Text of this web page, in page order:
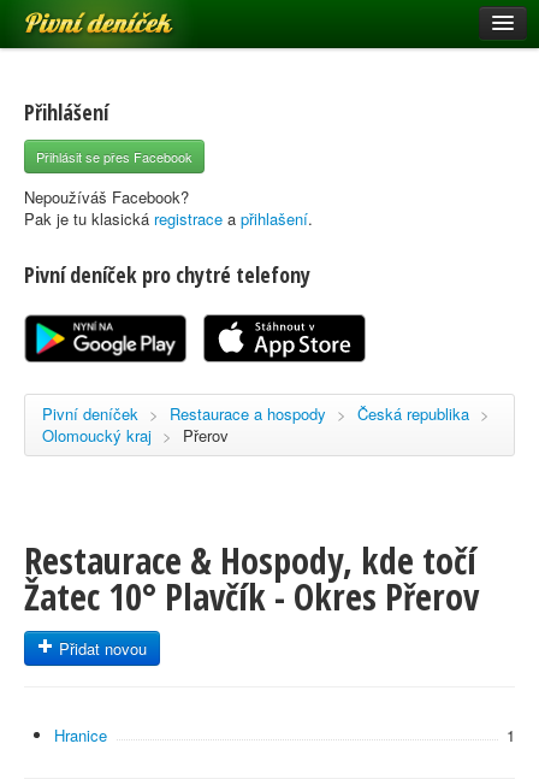
Pivní deníček
Pivní mapa
Pivní značky
Nápověda
Registrace
Přihlášení
Přihlásit se přes Facebook
Nepoužíváš Facebook?
Pak je tu klasická registrace a přihlašení.
Pivní deníček pro chytré telefony
Pivní deníček > Restaurace a hospody > Česká republika >
Olomoucký kraj > Přerov
Restaurace & Hospody, kde točí
Žatec 10° Plavčík - Okres Přerov
Přidat novou
Hranice 1